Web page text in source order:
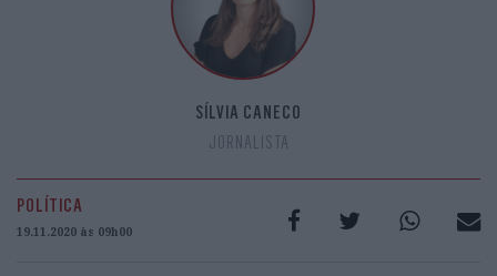
SÍLVIA CANECO
JORNALISTA
POLÍTICA
19.11.2020 às 09h00